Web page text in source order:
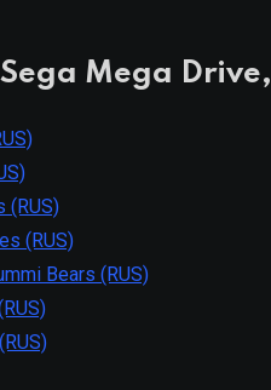
Mega
(RUS)
(RUS)
Bears (RUS)